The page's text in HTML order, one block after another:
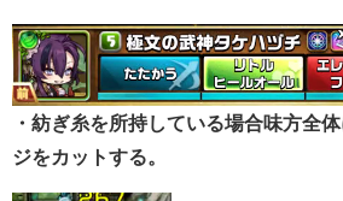
・紡ぎ糸を所持している場合味方全
ジをカットする。